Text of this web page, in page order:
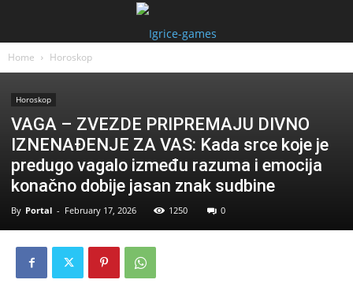
Home Horoskop
Horoskop
VAGA – ZVEZDE PRIPREMAJU DIVNO
IZNENAĐENJE ZA VAS: Kada srce koje je
predugo vagalo između razuma i emocija
konačno dobije jasan znak sudbine
By Portal - February 17, 2026 1250 0